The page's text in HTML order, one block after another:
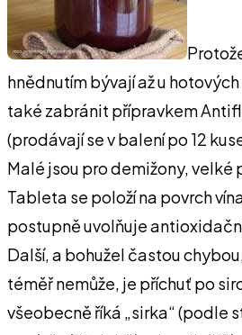
hnědnutím bývají až u
také zabránit přípravkem
(prodávají se v balení po 12
Malé jsou pro demižony, velké
Tableta se položí na povrch
postupně uvolňuje
Další, a bohužel častou
téměř nemůže, je příchuť po
všeobecně říká „sirka“ (podle